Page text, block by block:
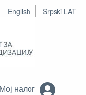
English Srpski LAT
Мој налог